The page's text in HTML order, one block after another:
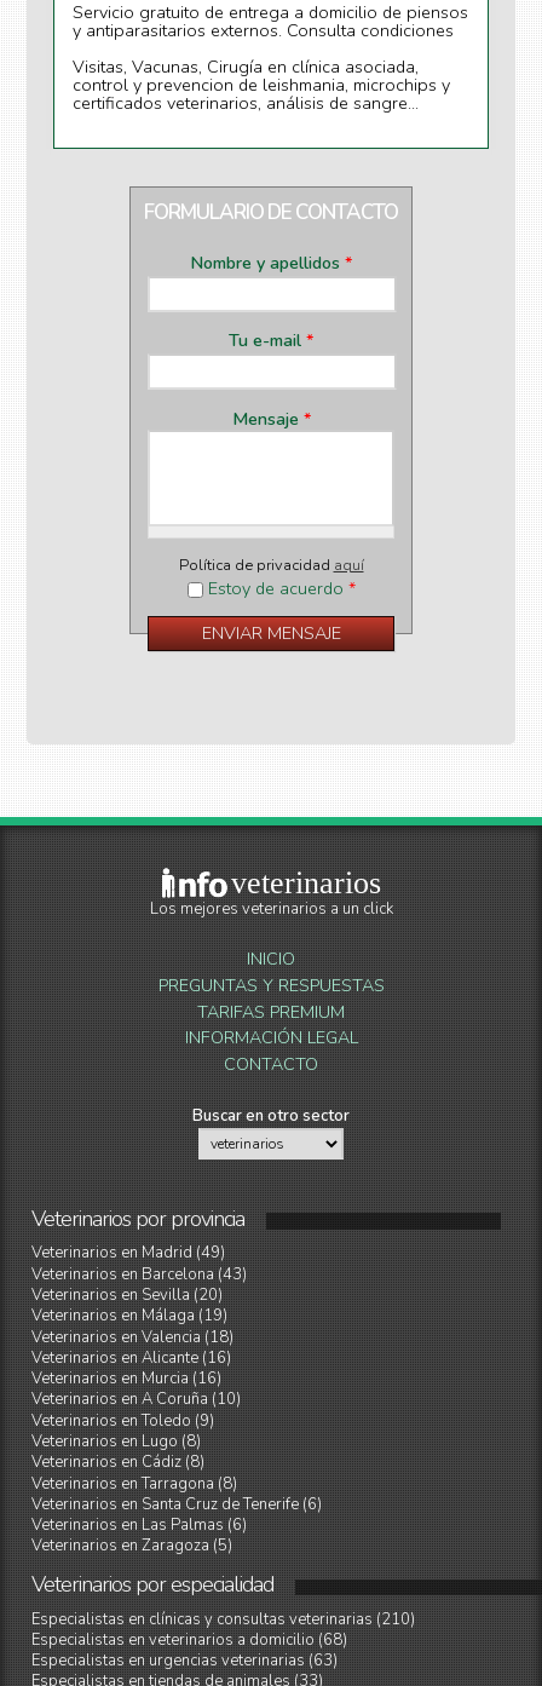
Servicio gratuito de entrega a domicilio de piensos
y antiparasitarios externos. Consulta condiciones
Visitas, Vacunas, Cirugía en clínica asociada,
control y prevencion de leishmania, microchips y
certificados veterinarios, análisis de sangre...
FORMULARIO DE CONTACTO
Nombre y apellidos *
Tu e-mail *
Mensaje *
Política de privacidad aquí
Estoy de acuerdo *
veterinarios
Los mejores veterinarios a un click
INICIO
PREGUNTAS Y RESPUESTAS
TARIFAS PREMIUM
INFORMACIÓN LEGAL
CONTACTO
Buscar en otro sector
Veterinariosporprovincia
Veterinarios en Madrid (49)
Veterinarios en Barcelona (43)
Veterinarios en Sevilla (20)
Veterinarios en Málaga (19)
Veterinarios en Valencia (18)
Veterinarios en Alicante (16)
Veterinarios en Murcia (16)
Veterinarios en A Coruña (10)
Veterinarios en Toledo (9)
Veterinarios en Lugo (8)
Veterinarios en Cádiz (8)
Veterinarios en Tarragona (8)
Veterinarios en Santa Cruz de Tenerife (6)
Veterinarios en Las Palmas (6)
Veterinarios en Zaragoza (5)
Veterinariosporespecialidad
Especialistas en clínicas y consultas veterinarias (210)
Especialistas en veterinarios a domicilio (68)
Especialistas en urgencias veterinarias (63)